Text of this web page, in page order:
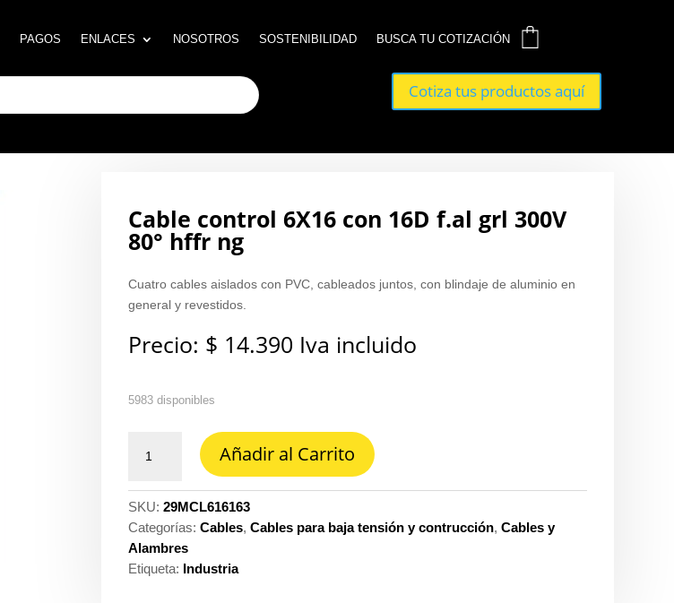
PAGOS ENLACES NOSOTROS SOSTENIBILIDAD BUSCA TU COTIZACIÓN
Cotiza tus productos aquí
PAGOS ENLACES NOSOTROS SOSTENIBILIDAD BUSCA TU COTIZACIÓN
Cotiza tus productos aquí
Cable control 6X16 con 16D f.al grl 300V
80° hffr ng
Cuatro cables aislados con PVC, cableados juntos, con blindaje de aluminio en
general y revestidos.
Precio: $ 14.390 Iva incluido
5983 disponibles
control
con
16D
f.al
grl
Añadir al Carrito
SKU:29MCL616163
Categorías:Cables,Cables para baja tensión y contrucción,Cables y
Alambres
Etiqueta: Industria